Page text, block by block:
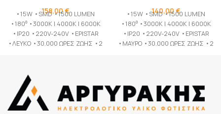
158,00€
•15W •SMD •1500 LUMEN
•180⁰ •3000K | 4000K | 6000K
•IP20 •220V-240V •EPISTAR
•ΛΕΥΚΟ •30.000 ΩΡΕΣ ΖΩΗΣ •2
140,00€
•15W •SMD •1500 LUMEN
•180⁰ •3000K | 4000K | 6000K
•IP20 •220V-240V •EPISTAR
•ΜΑΥΡΟ •30.000 ΩΡΕΣ ΖΩΗΣ •2